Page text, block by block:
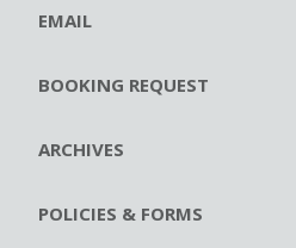
EMAIL
BOOKING REQUEST
ARCHIVES
POLICIES & FORMS